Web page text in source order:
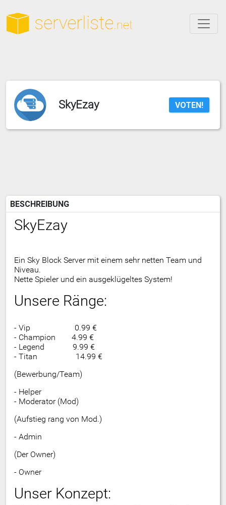
SkyEzay VOTEN!
BESCHREIBUNG
SkyEzay
Ein Sky Block Server mit einem sehr netten Team und
Niveau.
Nette Spieler und ein ausgeklügeltes System!
Unsere Ränge:
- Vip 0.99 €
- Champion 4.99 €
- Legend 9.99 €
- Titan 14.99 €
(Bewerbung/Team)
- Helper
- Moderator (Mod)
(Aufstieg rang von Mod.)
- Admin
(Der Owner)
- Owner
Unser Konzept: